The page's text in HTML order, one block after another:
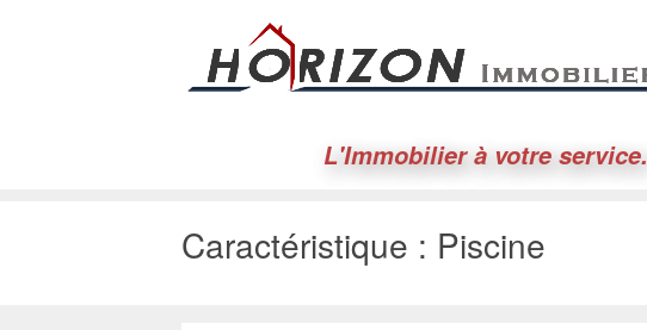
L'Immobilier à votre service.
Caractéristique : Piscine